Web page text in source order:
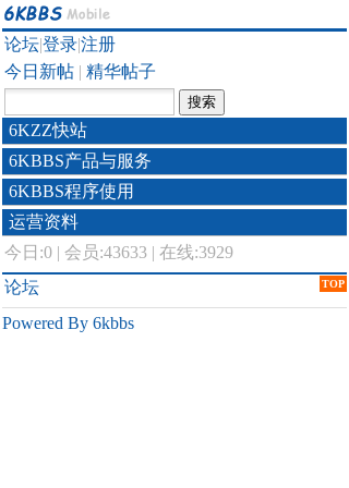
论坛|登录|注册
今日新帖 | 精华帖子
6KZZ快站
6KBBS产品与服务
6KBBS程序使用
运营资料
今日:0 | 会员:43633 | 在线:3929
TOP
论坛
Powered By 6kbbs